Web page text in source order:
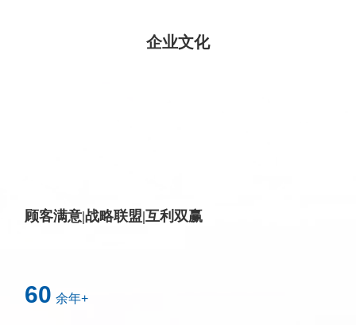
企业文化
顾客满意|战略联盟|互利双赢
60 余年+